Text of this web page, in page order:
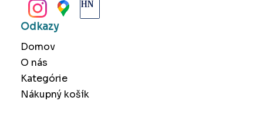
Odkazy
Domov
O nás
Kategórie
Nákupný košík